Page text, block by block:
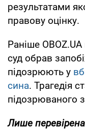
результатами
правову оцінку.
Раніше
суд обрав
підозрюють у
сина. Трагедія
підозрюваного
Лише